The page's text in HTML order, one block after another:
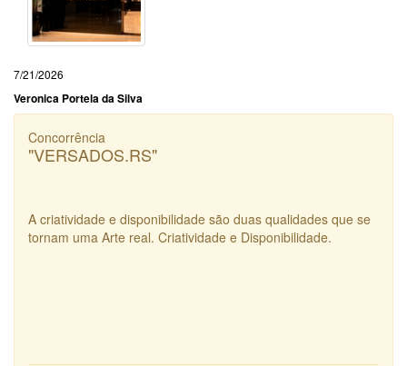
7/21/2026
Veronica Portela da Silva
Concorrência
"VERSADOS.RS"
A criatividade e disponibilidade são duas qualidades que se
tornam uma Arte real. Criatividade e Disponibilidade.